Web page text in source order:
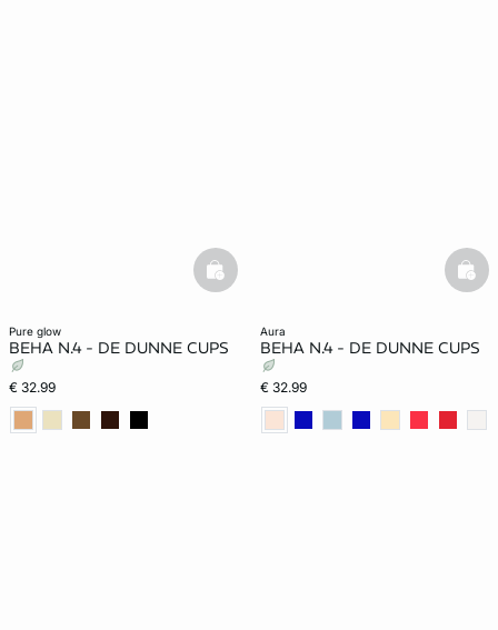
pure glow
BEHA N.4 - DE DUNNE CUPS
€ 32.99
basketfull
aura
BEHA N.4 - DE DUNNE CUPS
€ 32.99